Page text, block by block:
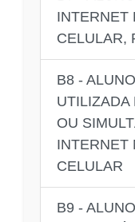
INTERNET
CELULAR,
B8 -
UTILIZADA
OU
INTERNET
CELULAR
B9 -